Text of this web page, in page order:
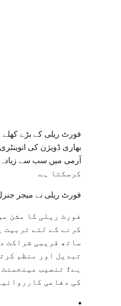
فورٹ ریلی کے بڑے
بھاری ڈویژن کی
کرسکتا ہے.
فورٹ ریلی نے میجر
فورٹ ریلی کا مشن
کرنے کے لئے تربیت
ساتھ قریبی شراکت
ہے؛ تنصیب
کی دفاعی